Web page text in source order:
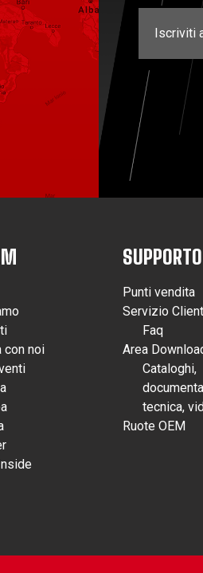
Iscriviti
con noi
SUPPORTO
Punti vendita
Servizio
Faq
Area
Cataloghi,
tecnica,
Ruote OEM